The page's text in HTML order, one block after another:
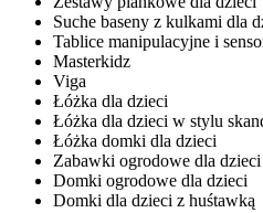
Suche baseny z kulkami dla
Tablice manipulacyjne i
Masterkidz
Viga
Łóżka dla dzieci
Łóżka dla dzieci w stylu
Łóżka domki dla dzieci
Zabawki ogrodowe dla dzieci
Domki ogrodowe dla dzieci
Domki dla dzieci z huśtawką